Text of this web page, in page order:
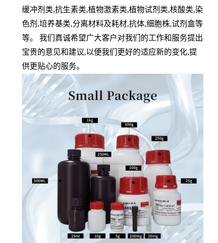
缓冲剂类,抗生素类,植物激素类,植物试剂类,核酸类,染
色剂 ,培养基类,分离材料及耗材,抗体,细胞株,试剂盒等
等。 我们真诚希望广大客户对我们的工作和服务提出
宝贵的意见和建议,以便我们更好的适应新的变化,提
供更贴心的服务。